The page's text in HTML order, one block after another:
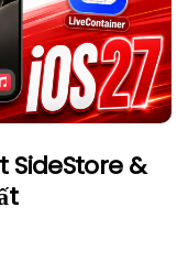
SideStore &